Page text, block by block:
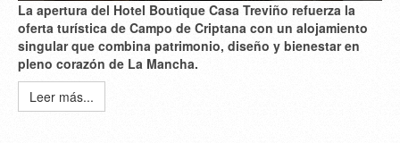
La apertura del Hotel Boutique Casa Treviño refuerza la
oferta turística de Campo de Criptana con un alojamiento
singular que combina patrimonio, diseño y bienestar en
pleno corazón de La Mancha.
Leer más...